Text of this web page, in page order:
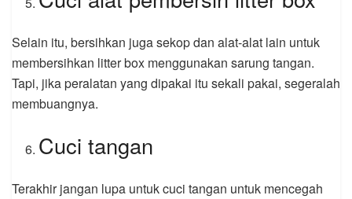
Selain itu, bersihkan juga sekop dan alat-alat lain untuk
membersihkan litter box menggunakan sarung tangan.
Tapi, jika peralatan yang dipakai itu sekali pakai, segeralah
membuangnya.
Cuci tangan
Terakhir jangan lupa untuk cuci tangan untuk mencegah